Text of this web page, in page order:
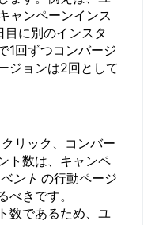
ャンペーンインス
目に別のインスタ
1回ずつコンバージ
ジョンは2回として
リック、コンバー
ト数は、キャンペ
ント の行動ページ
べきです。
数であるため、ユ